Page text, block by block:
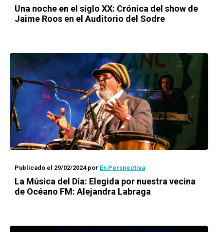
Una noche en el siglo XX: Crónica del show de
Jaime Roos en el Auditorio del Sodre
Publicado el 29/02/2024por En Perspectiva
La Música del Día: Elegida por nuestra vecina
de Océano FM: Alejandra Labraga